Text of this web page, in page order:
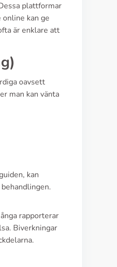
plattformar
kan ge
är enklare att
oavsett
man kan vänta
kan
rapporterar
Biverkningar